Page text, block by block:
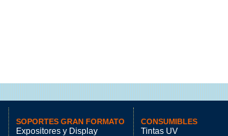
SOPORTES GRAN FORMATO
Expositores y Display
CONSUMIBLES
Tintas UV